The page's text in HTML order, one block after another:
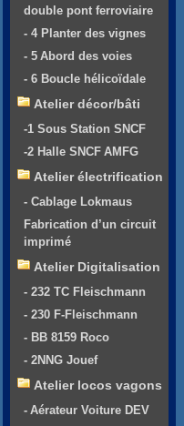
double pont ferroviaire
- 4 Planter des vignes
- 5 Abord des voies
- 6 Boucle hélicoïdale
Atelier décor/bâti
-1 Sous Station SNCF
-2 Halle SNCF AMFG
Atelier électrification
- Cablage Lokmaus
Fabrication d’un circuit
imprimé
Atelier Digitalisation
- 232 TC Fleischmann
- 230 F-Fleischmann
- BB 8159 Roco
- 2NNG Jouef
Atelier locos vagons
- Aérateur Voiture DEV